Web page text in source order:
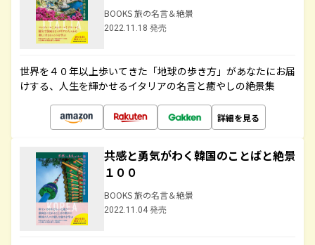
BOOKS 旅の名言＆絶景
2022.11.18 発売
世界を４０年以上歩いてきた「地球の歩き方」があなたにお届
けする、人生を輝かせるイタリアの名言と癒やしの絶景集
詳細を見る
共感と勇気がわく韓国のことばと絶景
１００
BOOKS 旅の名言＆絶景
2022.11.04 発売